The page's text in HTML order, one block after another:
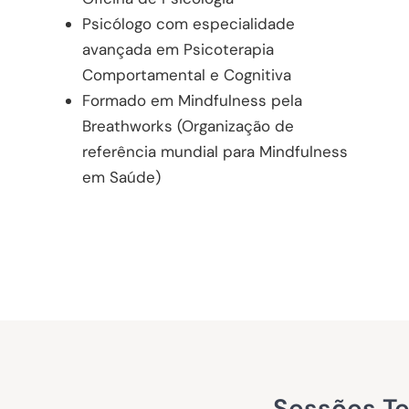
Psicólogo com especialidade
avançada em Psicoterapia
Comportamental e Cognitiva
Formado em Mindfulness pela
Breathworks (Organização de
referência mundial para Mindfulness
em Saúde)